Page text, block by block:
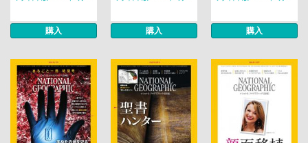
購入 購入 購入